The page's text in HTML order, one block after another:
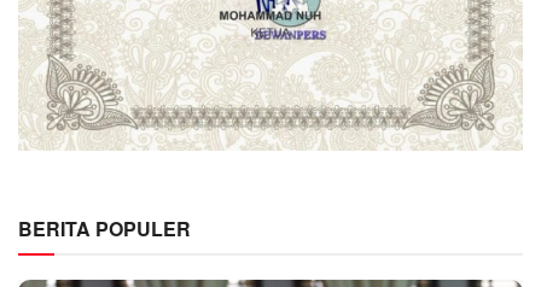
BERITA POPULER